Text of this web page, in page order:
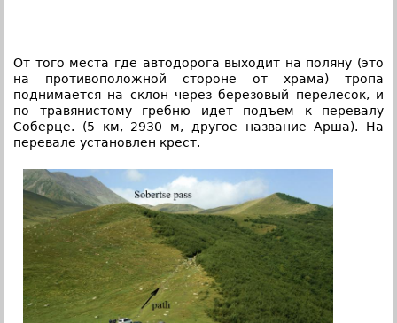
От того места где автодорога выходит на поляну (это
на противоположной стороне от храма) тропа
поднимается на склон через березовый перелесок, и
по травянистому гребню идет подъем к перевалу
Соберце. (5 км, 2930 м, другое название Арша). На
перевале установлен крест.